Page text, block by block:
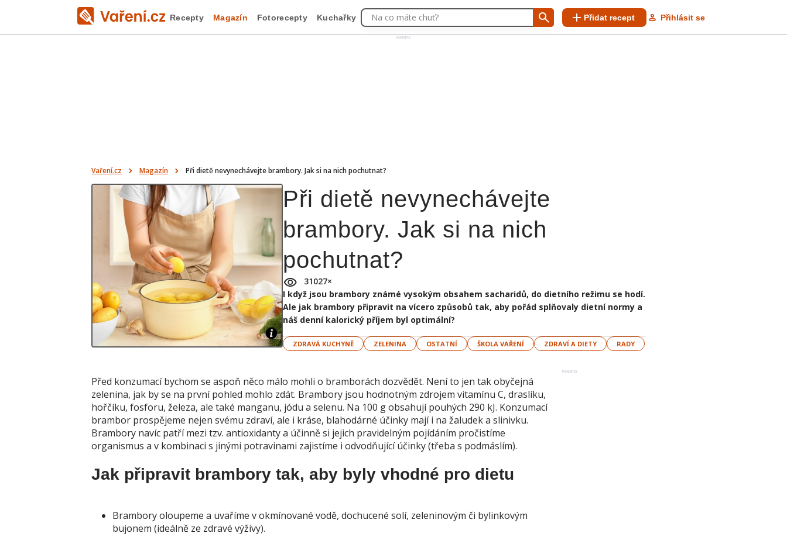
Reklama
Recepty Magazín Fotorecepty Kuchařky Na co máte chuť? Přidat recept Přihlásit se
Vaření.cz Magazín Při dietě nevynechávejte brambory. Jak si na nich pochutnat?
Při dietě nevynechávejte
brambory. Jak si na nich
pochutnat?
31027×
I když jsou brambory známé vysokým obsahem sacharidů, do dietního režimu se hodí.
Ale jak brambory připravit na vícero způsobů tak, aby pořád splňovaly dietní normy a
náš denní kalorický příjem byl optimální?
ZDRAVÁ KUCHYNĚ ZELENINA OSTATNÍ ŠKOLA VAŘENÍ ZDRAVÍ A DIETY RADY
Před konzumací bychom se aspoň něco málo mohli o bramborách dozvědět. Není to jen tak obyčejná
zelenina, jak by se na první pohled mohlo zdát. Brambory jsou hodnotným zdrojem vitamínu C, draslíku,
hořčíku, fosforu, železa, ale také manganu, jódu a selenu. Na 100 g obsahují pouhých 290 kJ. Konzumací
brambor prospějeme nejen svému zdraví, ale i kráse, blahodárné účinky mají i na žaludek a slinivku.
Brambory navíc patří mezi tzv. antioxidanty a účinně si jejich pravidelným pojídáním pročistíme
organismus a v kombinaci s jinými potravinami zajistíme i odvodňující účinky (třeba s podmáslím).
Jak připravit brambory tak, aby byly vhodné pro dietu
Brambory oloupeme a uvaříme v okmínované vodě, dochucené solí, zeleninovým či bylinkovým
bujonem (ideálně ze zdravé výživy).
Reklama